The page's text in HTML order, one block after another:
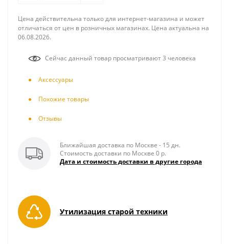
Цена действительна только для интернет-магазина и может
отличаться от цен в розничных магазинах. Цена актуальна на
06.08.2026.
Сейчас данный товар просматривают 3 человека
Аксесcуары
Похожие товары
Отзывы
Ближайшая доставка по Москве - 15 дн.
Стоимость доставки по Москве 0 р.
Дата и стоимость доставки в другие города
Утилизация старой техники